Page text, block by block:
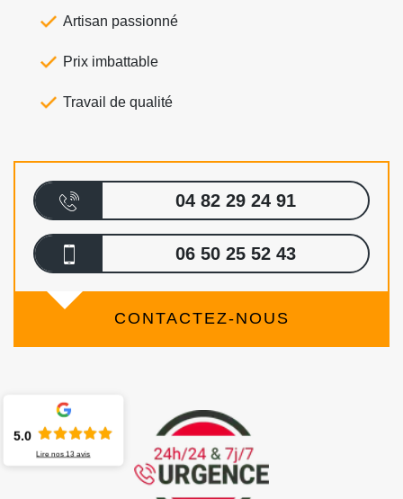
Artisan passionné
Prix imbattable
Travail de qualité
04 82 29 24 91
06 50 25 52 43
CONTACTEZ-NOUS
5.0
Lire nos13 avis